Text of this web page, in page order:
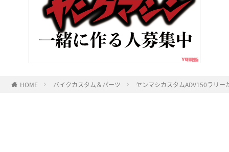
HOME バイクカスタム＆パーツ ヤンマシカスタムADV150ラリ